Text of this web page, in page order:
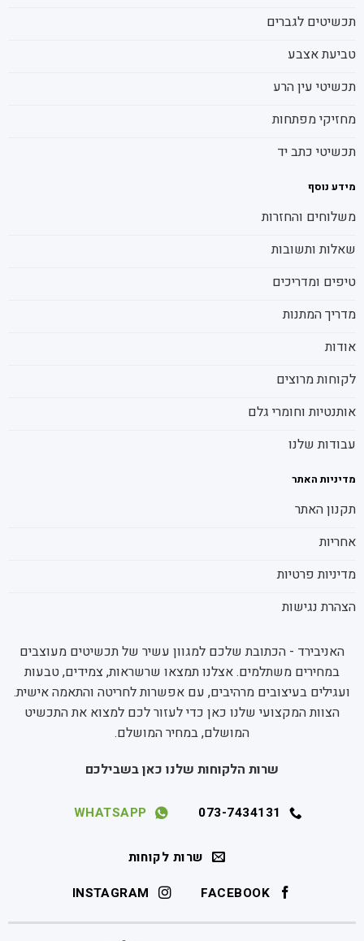
תכשיטים לגברים
טביעת אצבע
תכשיטי עין הרע
מחזיקי מפתחות
תכשיטי כתב יד
מידע נוסף
משלוחים והחזרות
שאלות ותשובות
טיפים ומדריכים
מדריך המתנות
אודות
לקוחות מרוצים
אותנטיות וחומרי גלם
עבודות שלנו
מדיניות האתר
תקנון האתר
אחריות
מדיניות פרטיות
הצהרת נגישות
האניבירד - הכתובת שלכם למגוון עשיר של תכשיטים מעוצבים
במחירים משתלמים. אצלנו תמצאו שרשראות, צמידים, טבעות
ועגילים בעיצובים מרהיבים, עם אפשרות לחריטה והתאמה אישית.
הצוות המקצועי שלנו כאן כדי לעזור לכם למצוא את התכשיט
המושלם, במחיר המושלם.
שרות הלקוחות שלנו כאן בשבילכם
073-7434131
WHATSAPP
שרות לקוחות
FACEBOOK
INSTAGRAM